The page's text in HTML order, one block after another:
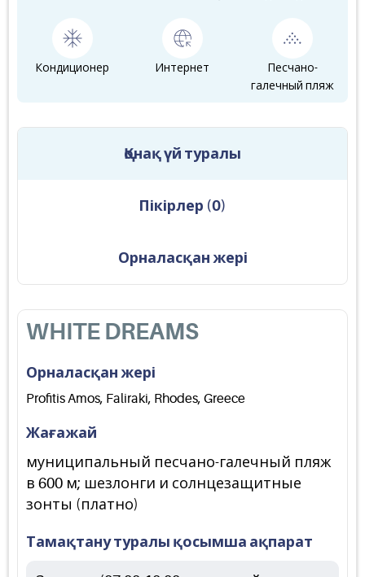
Кондиционер Интернет
Песчано-
галечный пляж
Қонақ үй туралы
Пікірлер (0)
Орналасқан жері
WHITE DREAMS
Орналасқан жері
Profitis Amos, Faliraki, Rhodes, Greece
Жағажай
муниципальный песчано-галечный пляж
в 600 м; шезлонги и солнцезащитные
зонты (платно)
Тамақтану туралы қосымша ақпарат